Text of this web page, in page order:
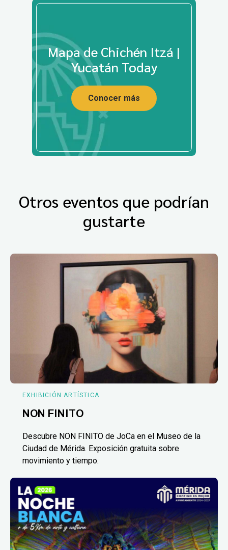
Mapa de Chichén Itzá |
Yucatán Today
Conocer más
Otros eventos que podrían
gustarte
EXHIBICIÓN ARTÍSTICA
NON FINITO
Descubre NON FINITO de JoCa en el Museo de la
Ciudad de Mérida. Exposición gratuita sobre
movimiento y tiempo.